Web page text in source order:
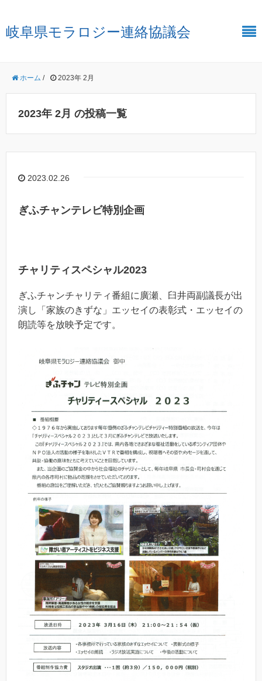
岐阜県モラロジー連絡協議会
ホーム / 2023年 2月
2023年 2月 の投稿一覧
2023.02.26
ぎふチャンテレビ特別企画
チャリティスペシャル2023
ぎふチャンチャリティ番組に廣瀬、臼井両副議長が出
演し「家族のきずな」エッセイの表彰式・エッセイの
朗読等を放映予定です。